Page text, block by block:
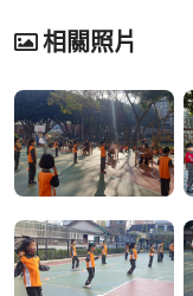
相關照片